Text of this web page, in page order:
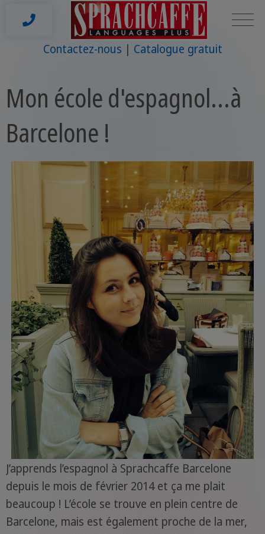
Contactez-nous Catalogue gratuit
Mon école d'espagnol...à
Barcelone !
J’apprends l’espagnol à Sprachcaffe Barcelone
depuis le mois de février 2014 et ça me plait
beaucoup ! L’école se trouve en plein centre de
Barcelone, mais est également proche de la mer,